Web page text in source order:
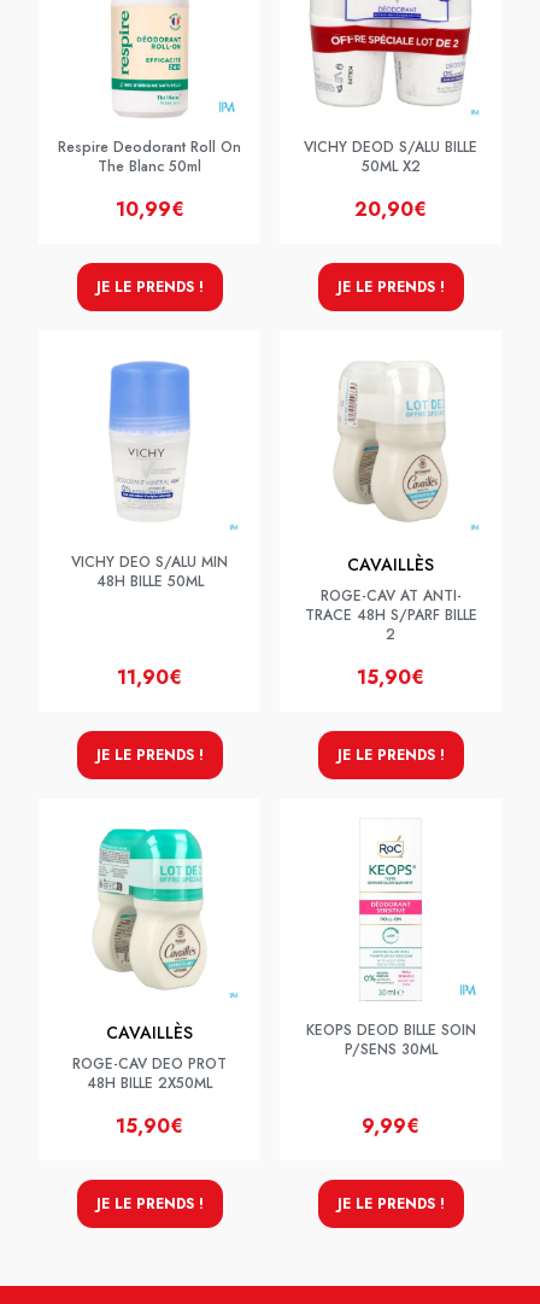
Respire Deodorant Roll On
The Blanc 50ml
10,99€
JE LE PRENDS !
VICHY DEOD S/ALU BILLE
50ML X2
20,90€
JE LE PRENDS !
VICHY DEO S/ALU MIN
48H BILLE 50ML
11,90€
JE LE PRENDS !
CAVAILLÈS
ROGE-CAV AT ANTI-
TRACE 48H S/PARF BILLE
2
15,90€
JE LE PRENDS !
CAVAILLÈS
ROGE-CAV DEO PROT
48H BILLE 2X50ML
15,90€
JE LE PRENDS !
KEOPS DEOD BILLE SOIN
P/SENS 30ML
9,99€
JE LE PRENDS !